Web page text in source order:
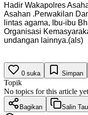
Hadir Wakapolres
Asahan .Perwakilan
lintas agama, Ibu-ibu
Organisasi
undangan lainnya.(als)
0 suka Simpan
Topik
No topics for this article
Bagikan Salin